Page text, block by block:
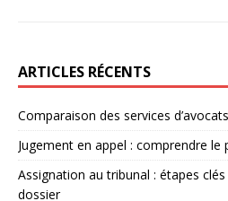
ARTICLES RÉCENTS
Comparaison des services
Jugement en appel : comprendre
Assignation au tribunal : étapes
dossier